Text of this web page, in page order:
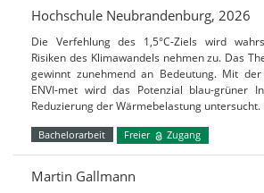
Hochschule Neubrandenburg, 2026
Die Verfehlung des 1,5°C-Ziels wird
Risiken des Klimawandels nehmen zu. Das
gewinnt zunehmend an Bedeutung. Mit der
ENVI-met wird das Potenzial blau-grüner
Reduzierung der Wärmebelastung
Bachelorarbeit Freier Zugang
Martin Gallmann